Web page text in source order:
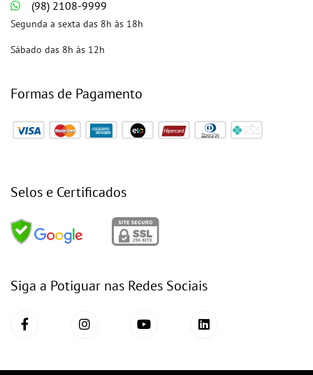
(98) 2108-9999
Segunda a sexta das 8h às 18h
Sábado das 8h às 12h
Formas de Pagamento
Selos e Certificados
Siga a Potiguar nas Redes Sociais